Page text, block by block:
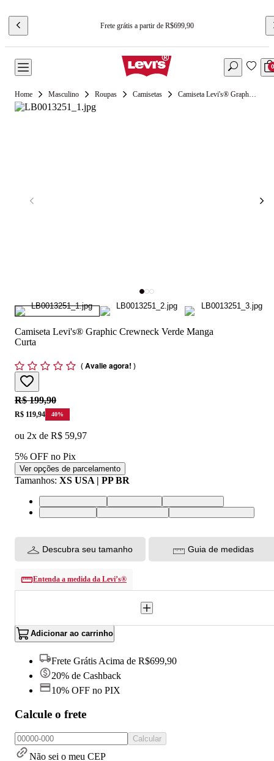
Frete grátis a partir de R$699,90
0
Masculino Roupas Camisetas Camiseta Levi's® Graphic Crewneck Verde Manga Curta
Camiseta Levi's® Graphic Crewneck Verde Manga
Curta
(Avalie agora! )
Original price:
R$ 199,90
Price:
R$ 119,94 40%
ou 2x de R$ 59,97
5% OFF no Pix
Ver opções de parcelamento
Tamanhos: XS USA | PP BR
XS USA | PP BRS USA | P BRM USA | M BR
L USA | G BRXL USA | GG BRXXL USA | EGG BR
Descubra seu tamanho Guia de medidas
Entenda a medida da Levi’s®
Adicionar ao carrinho
Frete Grátis Acima de R$699,90
20% de Cashback
10% OFF no PIX
Calcule o frete
Calcular
Não sei o meu CEP